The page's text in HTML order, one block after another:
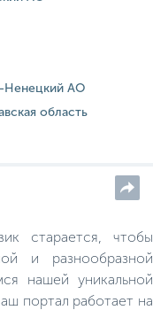
Ненецкий АО
область
старается, чтобы
и разнообразной
нашей уникальной
портал работает на